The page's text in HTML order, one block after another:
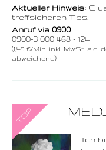
Aktueller Hinweis:
treffsicheren Tips.
Anruf via 0900
0900-3 000 468 - 124
(1,49 €/Min. inkl. MwSt.
abweichend)
Ich
0900-3 000 468 - 175
1,49 €/Min. inkl. MwSt.
Wählen Sie diese
Rufnummer inklusive
dem Beratercode